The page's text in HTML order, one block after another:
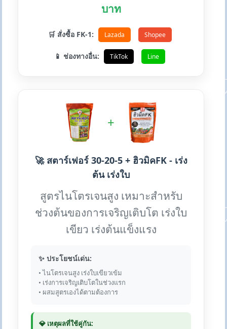
บาท
🛒 สั่งซื้อ FK-1: Lazada Shopee
📱 ช่องทางอื่น: TikTok Line
+
🚀 สตาร์เฟอร์ 30-20-5 + ฮิวมิคFK - เร่ง
ต้น เร่งใบ
สูตรไนโตรเจนสูง เหมาะสำหรับ
ช่วงต้นของการเจริญเติบโต เร่งใบ
เขียว เร่งต้นแข็งแรง
✨ ประโยชน์เด่น:
• ไนโตรเจนสูง เร่งใบเขียวเข้ม
• เร่งการเจริญเติบโตในช่วงแรก
• ผสมสูตรเองได้ตามต้องการ
💎 เหตุผลที่ใช้คู่กัน: